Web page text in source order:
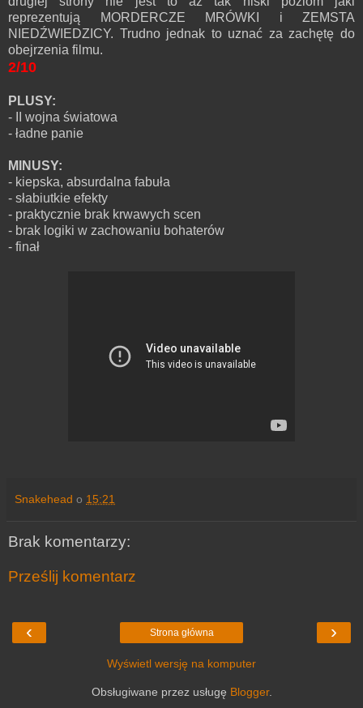
reprezentują MORDERCZE MRÓWKI i ZEMSTA
NIEDŹWIEDZICY. Trudno jednak to uznać za zachętę do
obejrzenia filmu.
2/10
PLUSY:
- II wojna światowa
- ładne panie
MINUSY:
- kiepska, absurdalna fabuła
- słabiutkie efekty
- praktycznie brak krwawych scen
- brak logiki w zachowaniu bohaterów
- finał
Snakehead o 15:21
Brak komentarzy:
Prześlij komentarz
‹ ›
Strona główna
Wyświetl wersję na komputer
Obsługiwane przez usługę Blogger.